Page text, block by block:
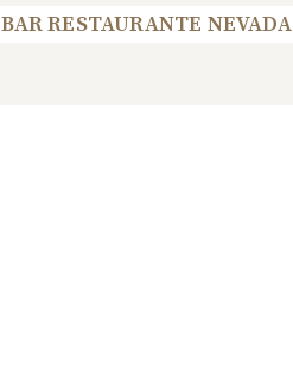
BAR RESTAURANTE NEVADA